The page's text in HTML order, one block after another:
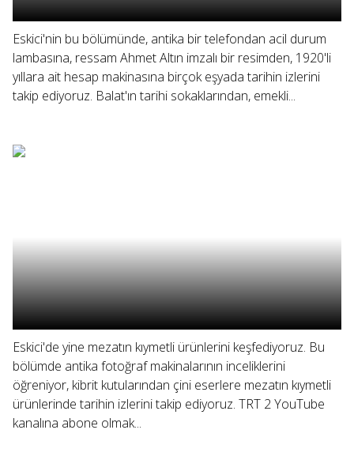
Eskici'nin bu bölümünde, antika bir telefondan acil durum
lambasına, ressam Ahmet Altın imzalı bir resimden, 1920'li
yıllara ait hesap makinasına birçok eşyada tarihin izlerini
takip ediyoruz. Balat'ın tarihi sokaklarından, emekli...
Eskici'de yine mezatın kıymetli ürünlerini keşfediyoruz. Bu
bölümde antika fotoğraf makinalarının inceliklerini
öğreniyor, kibrit kutularından çini eserlere mezatın kıymetli
ürünlerinde tarihin izlerini takip ediyoruz. TRT 2 YouTube
kanalına abone olmak...